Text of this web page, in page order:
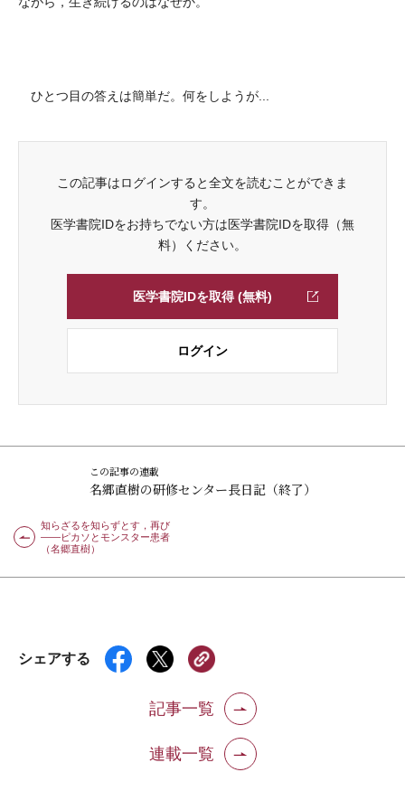
ひとつ目の答えは簡単だ。何をしようが...
この記事はログインすると全文を読むことができま
す。
医学書院IDをお持ちでない方は医学書院IDを取得（無
料）ください。
医学書院IDを取得 (無料)
ログイン
この記事の連載
名郷直樹の研修センター長日記（終了）
知らざるを知らずとす，再び
――ピカソとモンスター患者
（名郷直樹）
シェアする
記事一覧
連載一覧